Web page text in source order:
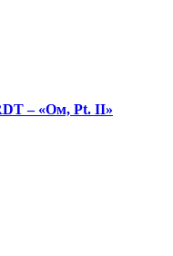
– «Ом, Pt. II»